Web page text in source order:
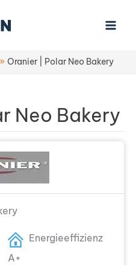
Oranier | Polar Neo Bakery
Neo Bakery
Energieeffizienz
A+